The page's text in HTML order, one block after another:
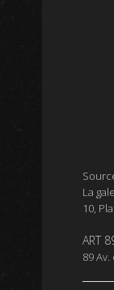
La
10,
ART
89